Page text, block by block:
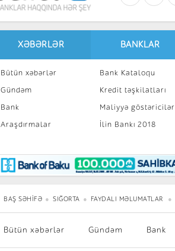
XƏBƏRLƏR
Bütün xəbərlər
Gündəm
Bank
Araşdırmalar
Maraqlı
BancoTV
Müsahibə
BANKLAR
Bank Kataloqu
Kredit təşkilatları
Maliyyə
İlin Bankı 2018
BAŞ SƏHIFƏ SIĞORTA FAYDALI MƏLUMATLAR
Bütün xəbərlər Gündəm Bank